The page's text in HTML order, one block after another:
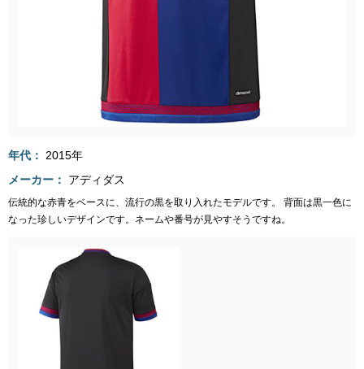
年代
2015年
メーカー
アディダス
伝統的な赤青をベースに、流行の黒を取り入れたモデルです。 背面は黒一色に
なった珍しいデザインです。ネームや番号が見やすそうですね。